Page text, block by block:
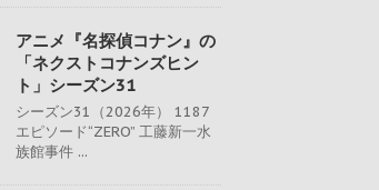
アニメ『名探偵コナン』の
「ネクストコナンズヒン
ト」シーズン31
シーズン31（2026年） 1187
エピソード“ZERO” 工藤新一水
族館事件 ...